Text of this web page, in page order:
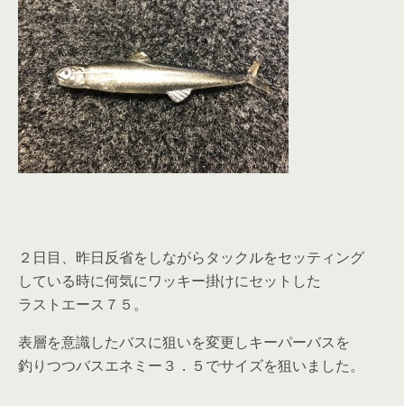
２日目、昨日反省をしながらタックルをセッティング
している時に何気にワッキー掛けにセットした
ラストエース７５。
表層を意識したバスに狙いを変更しキーパーバスを
釣りつつバスエネミー３．５でサイズを狙いました。